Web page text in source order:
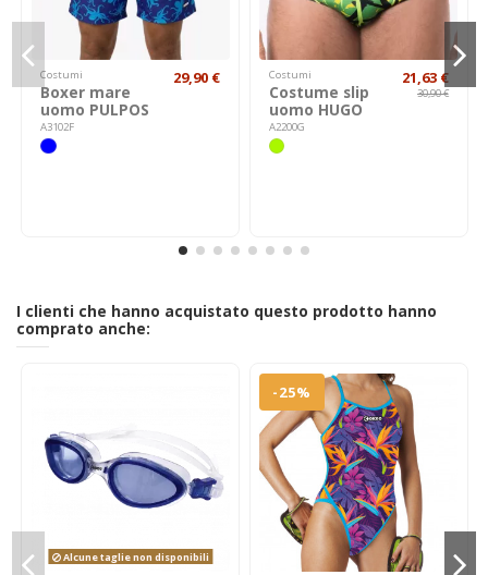
Costumi
Boxer mare
uomo PULPOS
A3102F
29,90 € Costumi
Costume slip
uomo HUGO
A2200G
21,63 €
30,90 €
I clienti che hanno acquistato questo prodotto hanno
comprato anche:
Alcune taglie non disponibili
-25%